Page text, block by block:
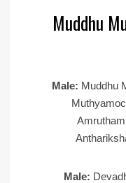
Muddhu
Male: Muddhu
Male: